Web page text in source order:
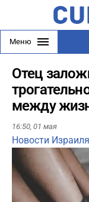
Меню
Отец
между
16:50, 01 мая
Новости Израиля